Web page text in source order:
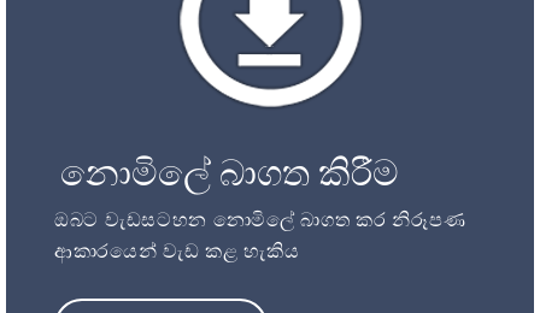
නොමිලේ බාගත කිරීම
ඔබට වැඩසටහන නොමිලේ බාගත කර නිරූපණ
ආකාරයෙන් වැඩ කළ හැකිය